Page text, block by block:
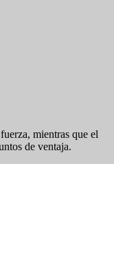
mientras que el
de ventaja.